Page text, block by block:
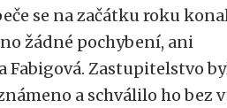
se na začátku roku
žádné pochybení, ani
Fabigová. Zastupitelstvo
a schválilo ho bez